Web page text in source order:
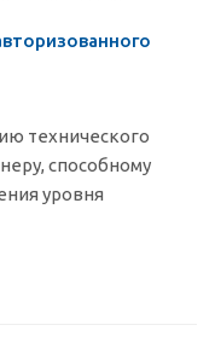
технического
способному
уровня